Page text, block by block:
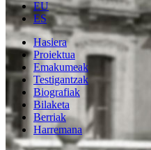
EU
ES
Hasiera
Proiektua
Emakumeak
Testigantzak
Biografiak
Bilaketa
Berriak
Harremana